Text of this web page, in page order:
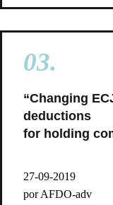
03.
“Changing
deductions
for holding
27-09-2019
por AFDO-adv